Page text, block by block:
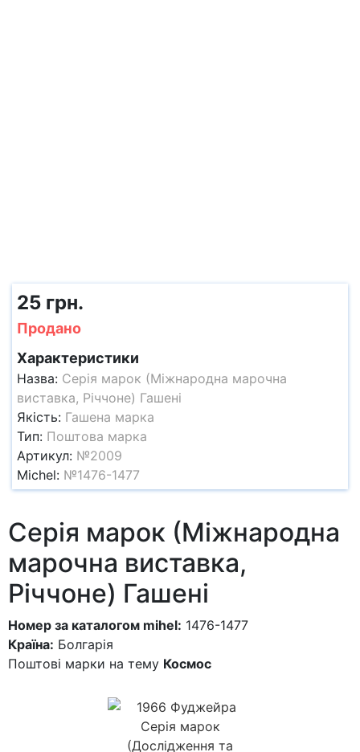
25 грн.
Продано
Характеристики
Назва: Серія марок (Міжнародна марочна
виставка, Річчоне) Гашені
Якість: Гашена марка
Тип: Поштова марка
Артикул: №2009
Michel: №1476-1477
Серія марок (Міжнародна
марочна виставка,
Річчоне) Гашені
Номер за каталогом mihel: 1476-1477
Країна: Болгарія
Поштові марки на тему Космос